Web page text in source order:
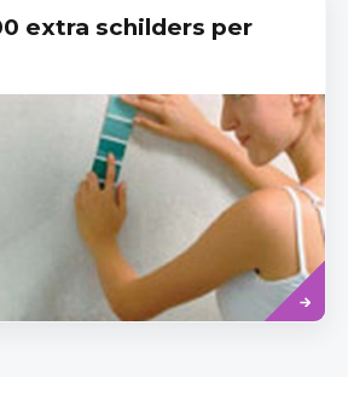
extra schilders per
Read
more